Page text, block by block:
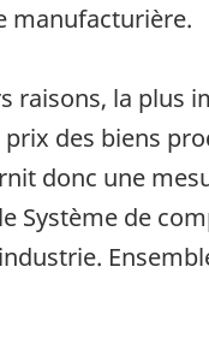
manufacturière.
raisons, la plus
des biens
donc une
Système de